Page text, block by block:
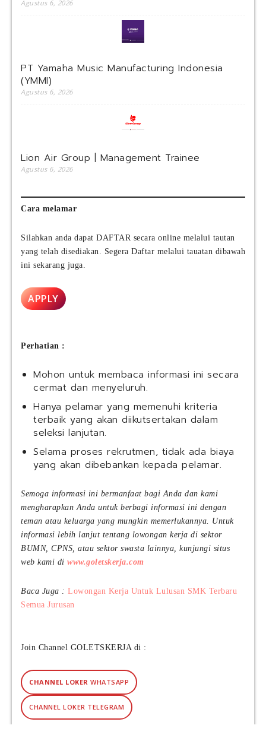
Agustus 6, 2026
PT Yamaha Music Manufacturing Indonesia
(YMMI)
Agustus 6, 2026
Lion Air Group | Management Trainee
Agustus 6, 2026
Cara melamar
Silahkan anda dapat DAFTAR secara online melalui tautan
yang telah disediakan. Segera Daftar melalui tauatan dibawah
ini sekarang juga.
APPLY
Perhatian :
Mohon untuk membaca informasi ini secara
cermat dan menyeluruh.
Hanya pelamar yang memenuhi kriteria
terbaik yang akan diikutsertakan dalam
seleksi lanjutan.
Selama proses rekrutmen, tidak ada biaya
yang akan dibebankan kepada pelamar.
Semoga informasi ini bermanfaat bagi Anda dan kami
mengharapkan Anda untuk berbagi informasi ini dengan
teman atau keluarga yang mungkin memerlukannya. Untuk
informasi lebih lanjut tentang lowongan kerja di sektor
BUMN, CPNS, atau sektor swasta lainnya, kunjungi situs
web kami di www.goletskerja.com
Baca Juga : Lowongan Kerja Untuk Lulusan SMK Terbaru
Semua Jurusan
Join Channel GOLETSKERJA di :
CHANNEL LOKER WHATSAPP
CHANNEL LOKER TELEGRAM